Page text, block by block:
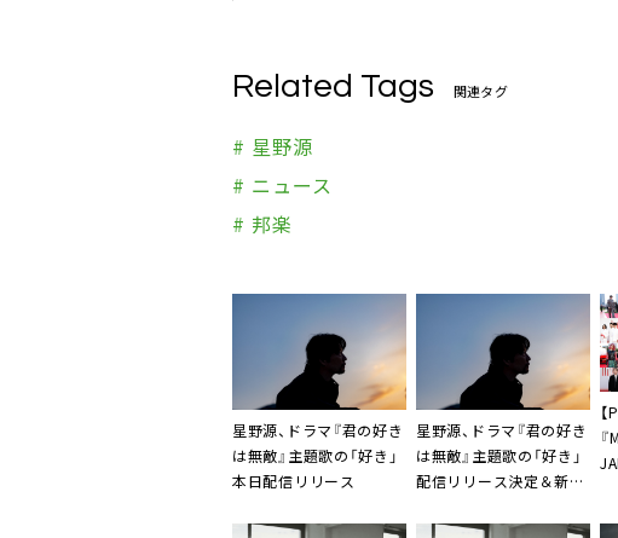
Related Tags 関連タグ
# 星野源
# ニュース
# 邦楽
星野源、ドラマ『君の好き
は無敵』主題歌の「好き」
本日配信リリース
星野源、ドラマ『君の好き
は無敵』主題歌の「好き」
配信リリース決定＆新ビ